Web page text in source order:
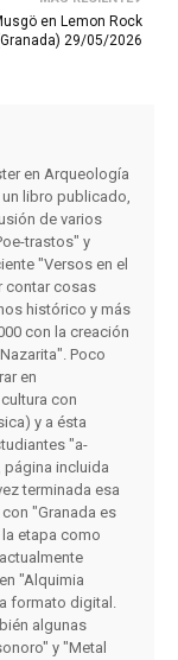
en Lemon Rock
29/05/2026
en Arqueología
libro publicado,
de varios
trastos" y
"Versos en el
contar cosas
histórico y más
con la creación
Poco
en
con
y a ésta
"a-
página incluida
terminada esa
"Granada es
etapa como
"Alquimia
formato digital.
algunas
y "Metal